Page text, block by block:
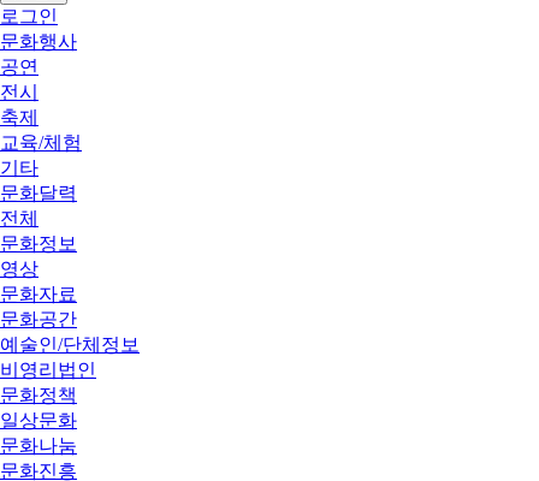
로그인
문화행사
공연
전시
축제
교육/체험
기타
문화달력
전체
문화정보
영상
문화자료
문화공간
예술인/단체정보
비영리법인
문화정책
일상문화
문화나눔
문화진흥